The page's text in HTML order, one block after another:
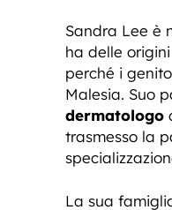
Sandra Lee è
ha delle
perché i
Malesia. Suo
dermatologo
trasmesso la
La sua